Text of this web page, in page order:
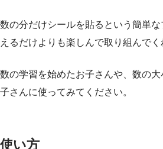
数の分だけシールを貼るという簡単
えるだけよりも楽しんで取り組んでく
数の学習を始めたお子さんや、数の
子さんに使ってみてください。
使い方